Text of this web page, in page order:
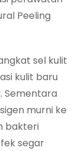
Peeling
sel kulit
kulit baru
Sementara
murni ke
bakteri
segar